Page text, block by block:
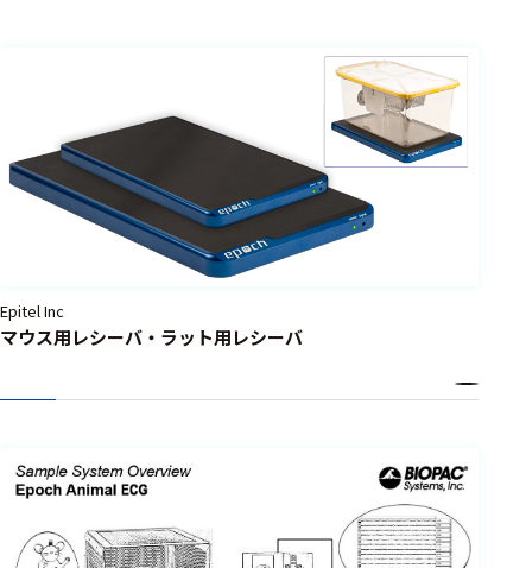
トリガー
アダプタ
コネクタ
リード線
フェース
タ
Epitel Inc
マウス用レシーバ・ラット用レシーバ